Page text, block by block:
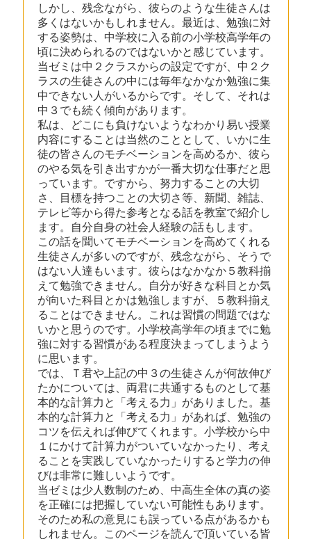
しかし、残念ながら、彼らのような生徒さんは
多くはないかもしれません。最近は、勉強に対
する姿勢は、中学校に入る前の小学校高学年の
頃に決められるのではないかと感じています。
当ゼミは中２クラスからの設定ですが、中２ク
ラスの生徒さんの中には毎年なかなか勉強に集
中できない人がいるからです。そして、それは
中３でも続く傾向があります。
私は、どこにも負けないようなわかり易い授業
内容にすることは当然のこととして、いかに生
徒の皆さんのモチベーションを高めるか、彼ら
のやる気を引き出すかが一番大切な仕事だと思
っています。ですから、努力することの大切
さ、目標を持つことの大切さ等、新聞、雑誌、
テレビ等から得た参考となる話を教室で紹介し
ます。自分自身の社会人経験の話もします。
この話を聞いてモチベーションを高めてくれる
生徒さんが多いのですが、残念ながら、そうで
はない人達もいます。彼らはなかなか５教科揃
えて勉強できません。自分が好きな科目とか気
が向いた科目とかは勉強しますが、５教科揃え
ることはできません。これは習慣の問題ではな
いかと思うのです。小学校高学年の頃までに勉
強に対する習慣がある程度決まってしまうよう
に思います。
では、Ｔ君や上記の中３の生徒さんが何故伸び
たかについては、両君に共通するものとして基
本的な計算力と「考える力」がありました。基
本的な計算力と「考える力」があれば、勉強の
コツを伝えれば伸びてくれます。小学校から中
１にかけて計算力がついていなかったり、考え
ることを実践していなかったりすると学力の伸
びは非常に難しいようです。
当ゼミは少人数制のため、中高生全体の真の姿
を正確には把握していない可能性もあります。
そのため私の意見にも誤っている点があるかも
しれません。このページを読んで頂いている皆